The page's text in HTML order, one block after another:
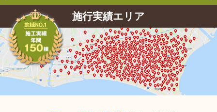
施行実績エリア